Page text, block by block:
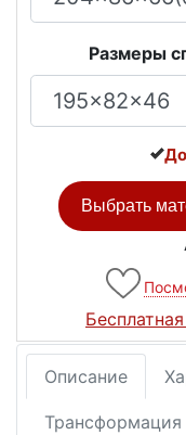
Размеры
Выбрать
Описание
Трансформация